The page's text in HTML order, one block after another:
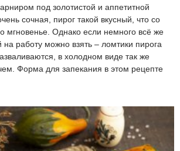
под золотистой и аппетитной
сочная, пирог такой вкусный, что со
мгновенье. Однако если немного всё же
на работу можно взять – ломтики пирога
в холодном виде так же
Форма для запекания в этом рецепте